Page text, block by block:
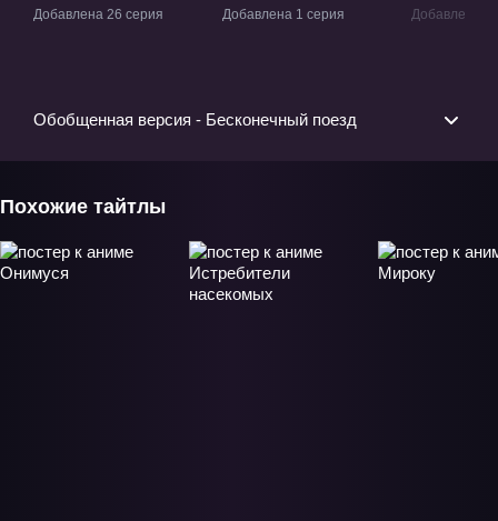
рассекающий
Добавлена 26 серия
рассекающий
Добавлена 1 серия Добавлена
Обобщенная версия - Бесконечный поезд
Похожие тайтлы